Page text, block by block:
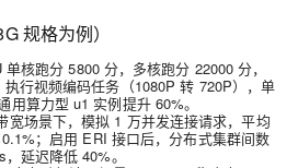
规格为例）
核跑分 5800 分，多核跑分 22000 分，
行视频编码任务（1080P 转 720P），单
用算力型 u1 实例提升 60%。
宽场景下，模拟 1 万并发连接请求，平均
；启用 ERI 接口后，分布式集群间数
延迟降低 40%。